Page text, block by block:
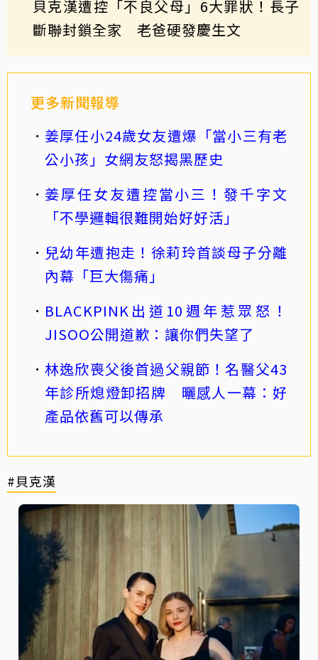
貝克漢遭控「不良父母」6大罪狀！長子
斷聯封鎖全家 老爸硬發慶生文
更多新聞報導
姜厚任小24歲女友遭爆「當小三有老
公小孩」女網友怒揭黑歷史
姜厚任女友遭控當小三！發千字文
「不學邏輯很難開始好好活」
兒幼年遭抱走！徐莉玲首談母子分離
內幕「巨大傷痛」
BLACKPINK出道10週年惹眾怒！
JISOO公開道歉：讓你們失望了
林逸欣喪父後首過父親節！名醫父43
年診所熄燈卸招牌 曬感人一幕：好
產品依舊可以傳承
#貝克漢